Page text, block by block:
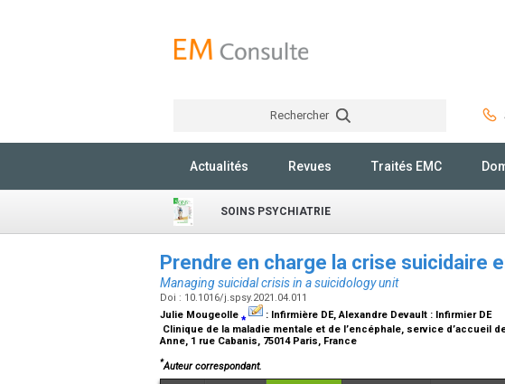
Rechercher
Actualités Revues Traités EMC
SOINS PSYCHIATRIE
Prendre en charge la crise suicidaire
Managing suicidal crisis in a suicidology unit
Doi : 10.1016/j.spsy.2021.04.011
Julie Mougeolle ⁎ : Infirmière DE, Alexandre Devault : Infirmier DE
Clinique de la maladie mentale et de l’encéphale, service
Anne, 1 rue Cabanis, 75014 Paris, France
*Auteur correspondant.